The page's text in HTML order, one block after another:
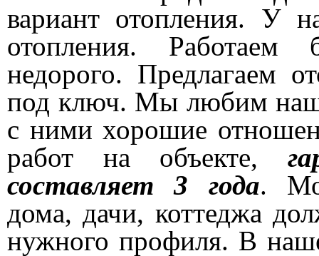
вариант отопления. У
отопления. Работаем
недорого. Предлагаем
под ключ. Мы любим
с ними хорошие
работ на объекте,
составляет3 года.
дома, дачи, коттеджа
нужного профиля. В